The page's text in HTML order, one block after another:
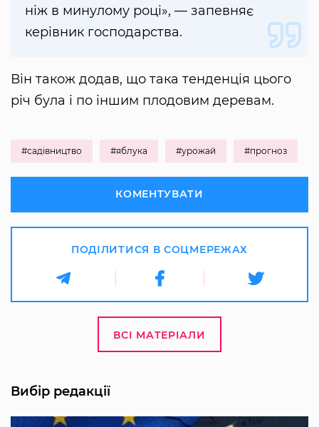
ніж в минулому році», — запевняє
керівник господарства.
Він також додав, що така тенденція цього
річ була і по іншим плодовим деревам.
#садівництво #яблука #урожай #прогноз
КОМЕНТУВАТИ
ПОДІЛИТИСЯ В СОЦМЕРЕЖАХ
ВСІ МАТЕРІАЛИ
Вибір редакції